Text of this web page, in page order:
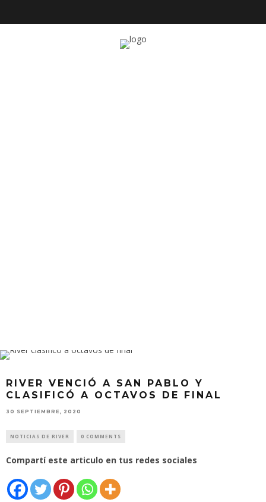
RIVER VENCIÓ A SAN PABLO Y
CLASIFICÓ A OCTAVOS DE FINAL
30 SEPTIEMBRE, 2020
NOTICIAS DE RIVER 0 COMMENTS
Compartí este articulo en tus redes sociales